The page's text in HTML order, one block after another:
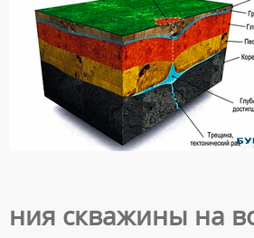
ния скважины на